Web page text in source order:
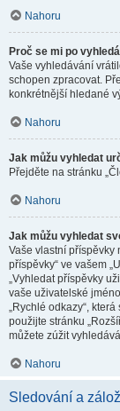
Nahoru
Proč se mi po
Vaše vyhledávání
schopen zpracovat.
konkrétnější hledané
Nahoru
Jak můžu vyhledat
Přejděte na stránku
Nahoru
Jak můžu vyhledat
Vaše vlastní příspěvky
příspěvky“ ve vašem
„Vyhledat příspěvky
vaše uživatelské
„Rychlé odkazy“,
použijte stránku
můžete zúžit
Nahoru
Sledování a